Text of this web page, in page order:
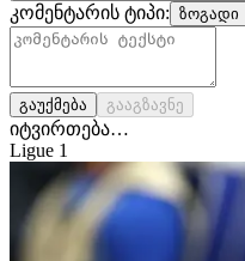
კომენტარის ტიპი: ზოგადი
გაუქმება გააგზავნე
იტვირთება…
Ligue 1